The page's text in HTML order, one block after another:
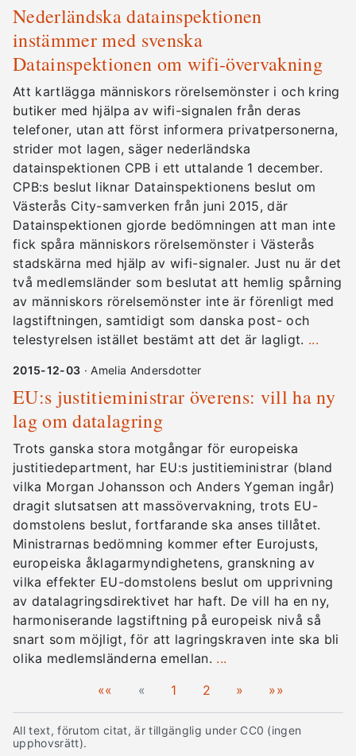
Nederländska datainspektionen
instämmer med svenska
Datainspektionen om wifi-övervakning
Att kartlägga människors rörelsemönster i och kring
butiker med hjälpa av wifi-signalen från deras
telefoner, utan att först informera privatpersonerna,
strider mot lagen, säger nederländska
datainspektionen CPB i ett uttalande 1 december.
CPB:s beslut liknar Datainspektionens beslut om
Västerås City-samverken från juni 2015, där
Datainspektionen gjorde bedömningen att man inte
fick spåra människors rörelsemönster i Västerås
stadskärna med hjälp av wifi-signaler. Just nu är det
två medlemsländer som beslutat att hemlig spårning
av människors rörelsemönster inte är förenligt med
lagstiftningen, samtidigt som danska post- och
telestyrelsen istället bestämt att det är lagligt. ...
2015-12-03 · Amelia Andersdotter
EU:s justitieministrar överens: vill ha ny
lag om datalagring
Trots ganska stora motgångar för europeiska
justitiedepartment, har EU:s justitieministrar (bland
vilka Morgan Johansson och Anders Ygeman ingår)
dragit slutsatsen att massövervakning, trots EU-
domstolens beslut, fortfarande ska anses tillåtet.
Ministrarnas bedömning kommer efter Eurojusts,
europeiska åklagarmyndighetens, granskning av
vilka effekter EU-domstolens beslut om upprivning
av datalagringsdirektivet har haft. De vill ha en ny,
harmoniserande lagstiftning på europeisk nivå så
snart som möjligt, för att lagringskraven inte ska bli
olika medlemsländerna emellan. ...
««
« 1 2 » »»
All text, förutom citat, är tillgänglig under CC0 (ingen
upphovsrätt).